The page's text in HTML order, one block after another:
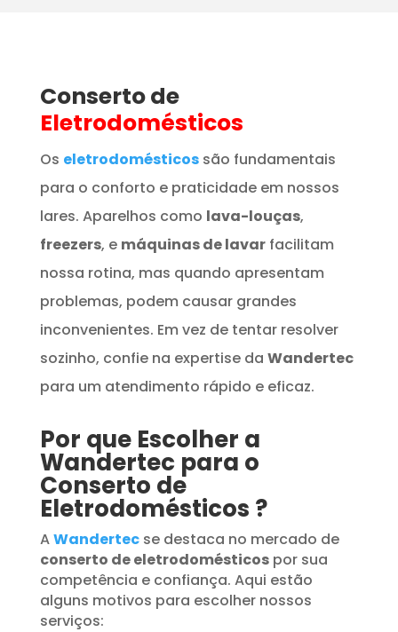
Conserto de
Eletrodomésticos
Os eletrodomésticos são fundamentais
para o conforto e praticidade em nossos
lares. Aparelhos como lava-louças,
freezers, e máquinas de lavarfacilitam
nossa rotina, mas quando apresentam
problemas, podem causar grandes
inconvenientes. Em vez de tentar resolver
sozinho, confie na expertise da Wandertec
para um atendimento rápido e eficaz.
Por que Escolher a
Wandertec para o
Conserto de
Eletrodomésticos ?
AWandertecse destaca no mercado de
conserto de eletrodomésticospor sua
competência e confiança. Aqui estão
alguns motivos para escolher nossos
serviços: